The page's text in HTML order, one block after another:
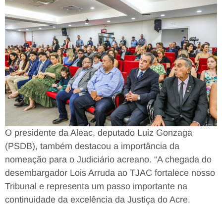
O presidente da Aleac, deputado Luiz Gonzaga
(PSDB), também destacou a importância da
nomeação para o Judiciário acreano. “A chegada do
desembargador Lois Arruda ao TJAC fortalece nosso
Tribunal e representa um passo importante na
continuidade da excelência da Justiça do Acre.